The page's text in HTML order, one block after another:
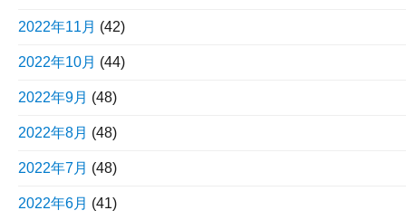
2022年11月 (42)
2022年10月 (44)
2022年9月 (48)
2022年8月 (48)
2022年7月 (48)
2022年6月 (41)